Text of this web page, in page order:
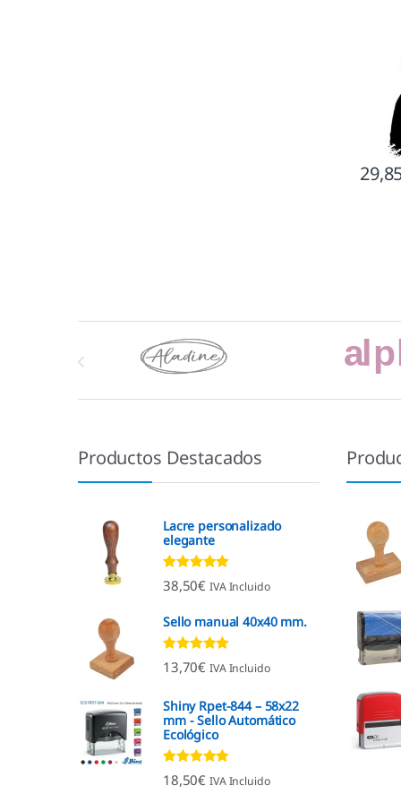
Marcas De Carrusel
Productos Destacados
Lacre personalizado
elegante
Valorado con
4.92de 5
38,50€ IVA Incluido
Sello manual 40x40 mm.
Valorado con
4.96de 5
13,70€ IVA Incluido
Shiny Rpet-844 – 58x22
mm - Sello Automático
Ecológico
Valorado con
4.96de 5
18,50€ IVA Incluido